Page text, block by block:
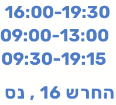
09:00-13:00
החרש 16 , נס ציונה